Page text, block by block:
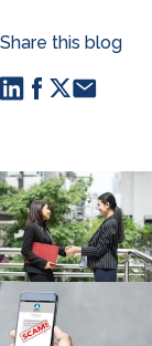
Share this blog